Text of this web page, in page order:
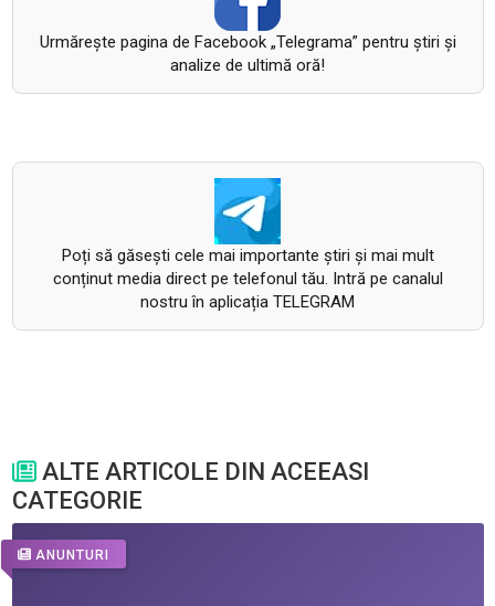
Urmăreşte pagina de Facebook „Telegrama” pentru ştiri şi
analize de ultimă oră!
Poți să găsești cele mai importante știri și mai mult
conținut media direct pe telefonul tău. Intră pe canalul
nostru în aplicația TELEGRAM
ALTE ARTICOLE DIN ACEEASI
CATEGORIE
ANUNTURI